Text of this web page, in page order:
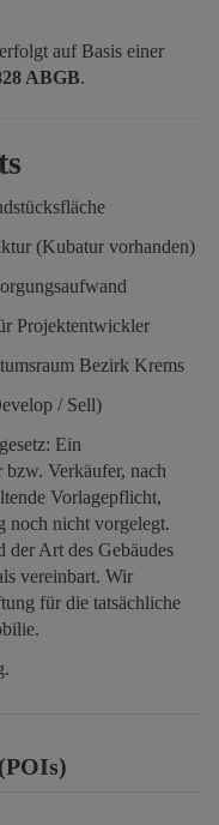
auf Basis einer
ABGB.
(Kubatur vorhanden)
Projektentwickler
Bezirk Krems
/ Sell)
Ein
Verkäufer, nach
Vorlagepflicht,
noch nicht vorgelegt.
der Art des Gebäudes
vereinbart. Wir
für die tatsächliche